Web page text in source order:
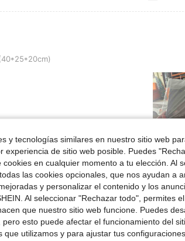
Útil (2)
y tecnologías similares en nuestro sitio web
experiencia de sitio web posible. Puedes
en cualquier momento a tu elección. Al
las cookies opcionales, que nos ayudan a
y personalizar el contenido y los
Al seleccionar "Rechazar todo", permites
que nuestro sitio web funcione. Puedes
pero esto puede afectar el funcionamiento del
que utilizamos y para ajustar tus